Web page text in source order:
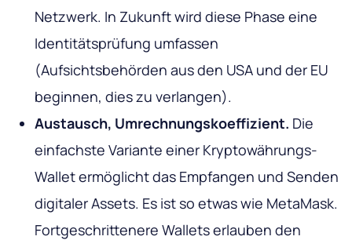
Netzwerk. In Zukunft wird diese Phase eine
Identitätsprüfung umfassen
(Aufsichtsbehörden aus den USA und der EU
beginnen, dies zu verlangen).
Austausch, Umrechnungskoeffizient. Die
einfachste Variante einer Kryptowährungs-
Wallet ermöglicht das Empfangen und Senden
digitaler Assets. Es ist so etwas wie MetaMask.
Fortgeschrittenere Wallets erlauben den